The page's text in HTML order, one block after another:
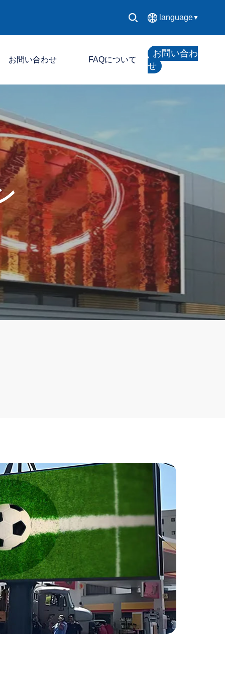
language▼
中文简体
English
Español
日本語
한국어
Русский
بالعربية
हिंदी
お問い合わせ FAQについて
お問い合わ
せ